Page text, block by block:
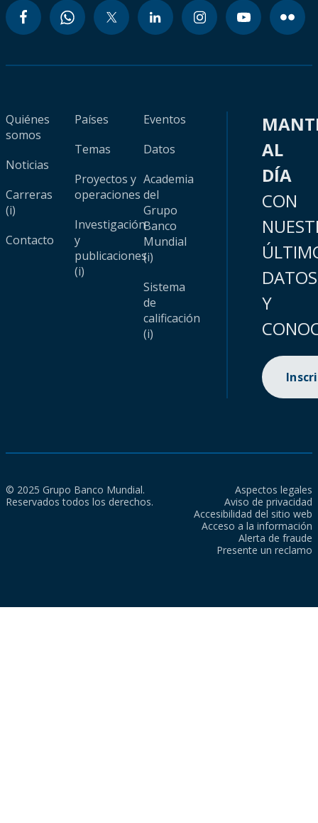
Quiénes
somos
Noticias
Carreras
(i)
Contacto
Países
Temas
Proyectos y
operaciones
Investigación
y
publicaciones
(i)
Eventos
Datos
Academia
del
Grupo
Banco
Mundial
(i)
Sistema
de
calificación
(i)
AL
DÍA
CON
DATOS
Y
© 2025 Grupo Banco Mundial.
Reservados todos los derechos.
Aspectos legales
Aviso de privacidad
Accesibilidad del sitio web
Acceso a la información
Alerta de fraude
Presente un reclamo